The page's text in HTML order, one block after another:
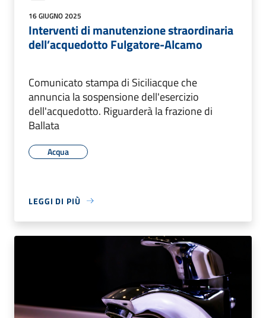
16 GIUGNO 2025
Interventi di manutenzione straordinaria
dell’acquedotto Fulgatore-Alcamo
Comunicato stampa di Siciliacque che
annuncia la sospensione dell'esercizio
dell'acquedotto. Riguarderà la frazione di
Ballata
Acqua
LEGGI DI PIÙ